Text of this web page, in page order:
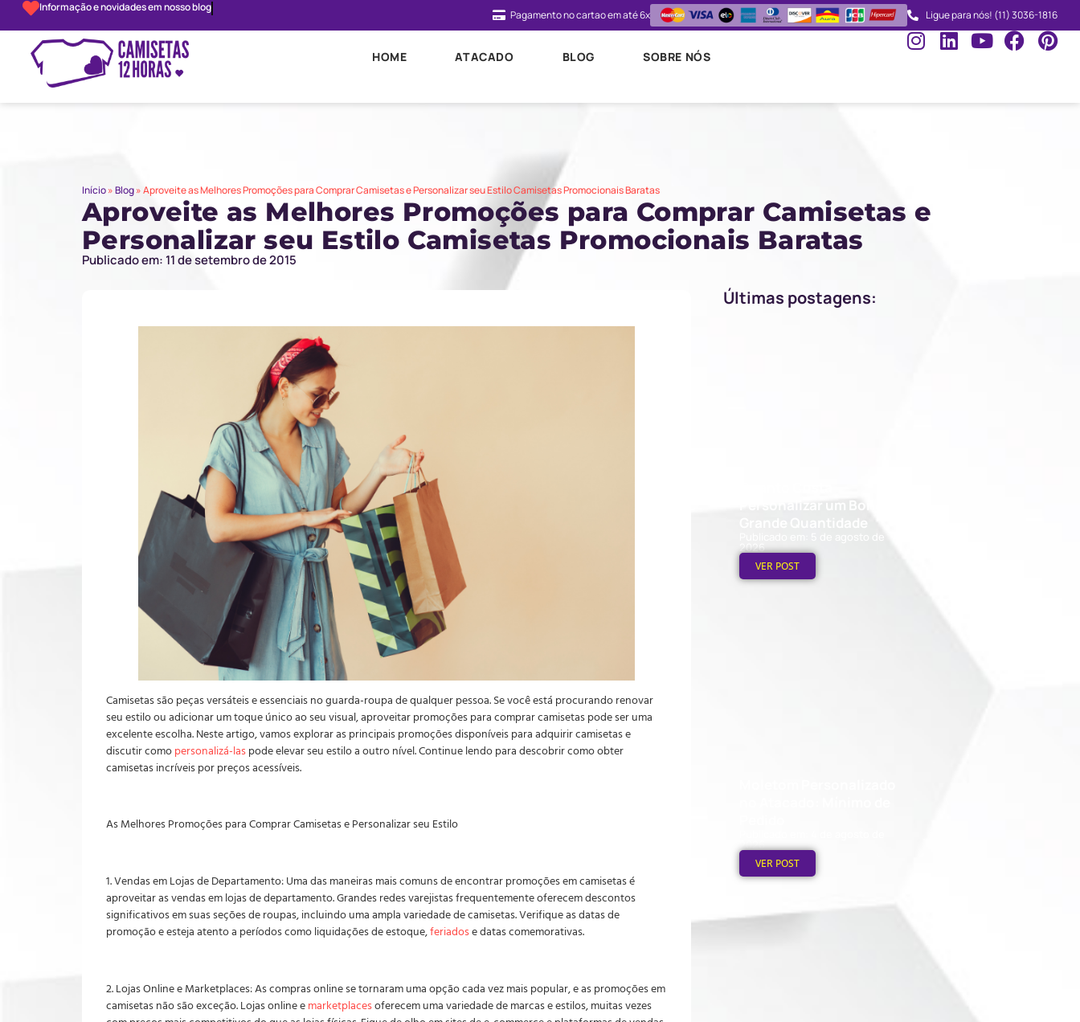
Informação e novidades em nosso blog
Ligue para nós! (11) 3036-1816
Pagamento no cartao em até 6x
HOME ATACADO BLOG SOBRE NÓS
Início»Blog»Aproveite as Melhores Promoções para Comprar Camisetas e Personalizar seu Estilo Camisetas Promocionais Baratas
Aproveite as Melhores Promoções para Comprar Camisetas e
Personalizar seu Estilo Camisetas Promocionais Baratas
Publicado em: 11 de setembro de 2015
Camisetas são peças versáteis e essenciais no guarda-roupa de qualquer pessoa. Se você está procurando renovar
seu estilo ou adicionar um toque único ao seu visual, aproveitar promoções para comprar camisetas pode ser uma
excelente escolha. Neste artigo, vamos explorar as principais promoções disponíveis para adquirir camisetas e
discutir como personalizá-las pode elevar seu estilo a outro nível. Continue lendo para descobrir como obter
camisetas incríveis por preços acessíveis.
As Melhores Promoções para Comprar Camisetas e Personalizar seu Estilo
1. Vendas em Lojas de Departamento: Uma das maneiras mais comuns de encontrar promoções em camisetas é
aproveitar as vendas em lojas de departamento. Grandes redes varejistas frequentemente oferecem descontos
significativos em suas seções de roupas, incluindo uma ampla variedade de camisetas. Verifique as datas de
promoção e esteja atento a períodos como liquidações de estoque,feriadose datas comemorativas.
2. Lojas Online e Marketplaces: As compras online se tornaram uma opção cada vez mais popular, e as promoções em
camisetas não são exceção. Lojas online e marketplacesoferecem uma variedade de marcas e estilos, muitas vezes
Últimas postagens:
Personalizar um Boné em
Grande Quantidade
2026
VER POST
2026
VER POST